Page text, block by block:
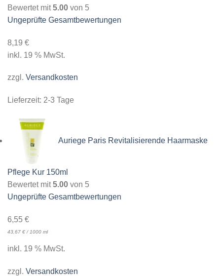
Bewertet mit5.00 von 5
Ungeprüfte Gesamtbewertungen
8,19 €
inkl. 19 % MwSt.
zzgl. Versandkosten
Lieferzeit: 2-3 Tage
Auriege Paris Revitalisierende Haarmaske
Pflege Kur 150ml
Bewertet mit5.00 von 5
Ungeprüfte Gesamtbewertungen
6,55 €
43,67 € / 1000 ml
inkl. 19 % MwSt.
zzgl. Versandkosten